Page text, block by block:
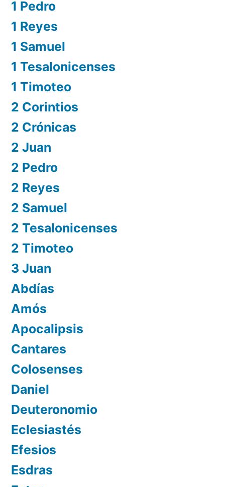
1 Pedro
1 Reyes
1 Samuel
1 Tesalonicenses
1 Timoteo
2 Corintios
2 Crónicas
2 Juan
2 Pedro
2 Reyes
2 Samuel
2 Tesalonicenses
2 Timoteo
3 Juan
Abdías
Amós
Apocalipsis
Cantares
Colosenses
Daniel
Deuteronomio
Eclesiastés
Efesios
Esdras